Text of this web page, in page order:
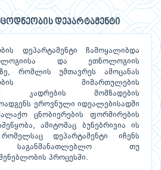
დეპარტამენტი
დეპარტამენტი ჩამოყალიბდა
და ეთნოლოგიის
რომლის უმთავრეს ამოცანას
მიმართულების
კადრების მომზადების
ეროვნული იდეალებისადმი
ცნობიერების ფორმირების
ამიტომაც ბუნებრივია ის
დეპარტამენტი იჩენს
საგანმანათლებლო თუ
პროცესში.